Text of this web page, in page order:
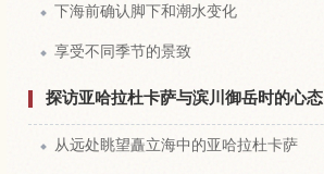
下海前确认脚下和潮水变化
享受不同季节的景致
探访亚哈拉杜卡萨与滨川御岳时的心态
从远处眺望矗立海中的亚哈拉杜卡萨